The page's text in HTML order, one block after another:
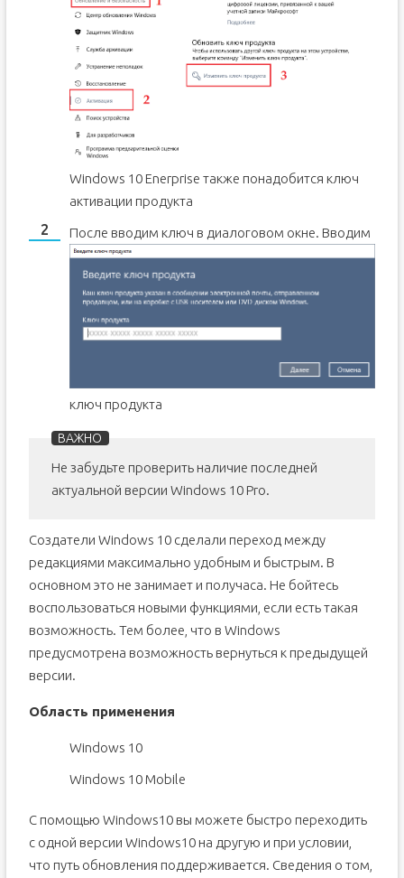
Windows 10 Enerprise также понадобится ключ
активации продукта
После вводим ключ в диалоговом окне. Вводим
ключ продукта
Не забудьте проверить наличие последней
актуальной версии Windows 10 Pro.
Создатели Windows 10 сделали переход между
редакциями максимально удобным и быстрым. В
основном это не занимает и получаса. Не бойтесь
воспользоваться новыми функциями, если есть такая
возможность. Тем более, что в Windows
предусмотрена возможность вернуться к предыдущей
версии.
Область применения
Windows 10
Windows 10 Mobile
С помощью Windows10 вы можете быстро переходить
с одной версии Windows10 на другую и при условии,
что путь обновления поддерживается. Сведения о том,